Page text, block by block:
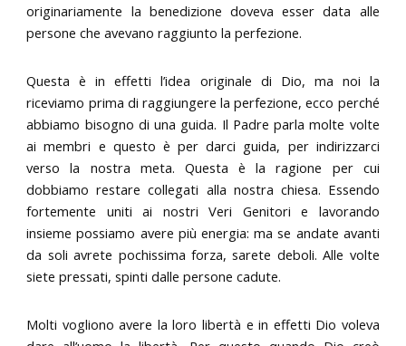
originariamente la benedizione doveva esser data alle
persone che avevano raggiunto la perfezione.
Questa è in effetti l’idea originale di Dio, ma noi la
riceviamo prima di raggiungere la perfezione, ecco perché
abbiamo bisogno di una guida. Il Padre parla molte volte
ai membri e questo è per darci guida, per indirizzarci
verso la nostra meta. Questa è la ragione per cui
dobbiamo restare collegati alla nostra chiesa. Essendo
fortemente uniti ai nostri Veri Genitori e lavorando
insieme possiamo avere più energia: ma se andate avanti
da soli avrete pochissima forza, sarete deboli. Alle volte
siete pressati, spinti dalle persone cadute.
Molti vogliono avere la loro libertà e in effetti Dio voleva